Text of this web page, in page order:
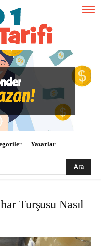
Yazarlar
Ara
Turşusu Nasıl